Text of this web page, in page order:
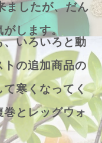
ましたが、だん
します。
、いろいろと動
の追加商品の
て寒くなってく
巻とレッグウォ